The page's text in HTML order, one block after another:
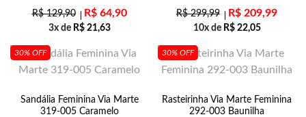
R$129,90 R$64,90
3x de R$21,63
R$299,99 R$ 209,99
10x de R$22,05
30% OFF
Sandália Feminina Via Marte
319-005 Caramelo
30% OFF
Rasteirinha Via Marte Feminina
292-003 Baunilha